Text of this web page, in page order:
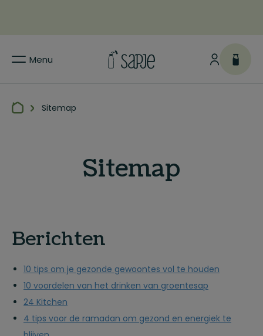
Menu
Sitemap
Sitemap
Berichten
10 tips om je gezonde gewoontes vol te houden
10 voordelen van het drinken van groentesap
24 Kitchen
4 tips voor de ramadan om gezond en energiek te